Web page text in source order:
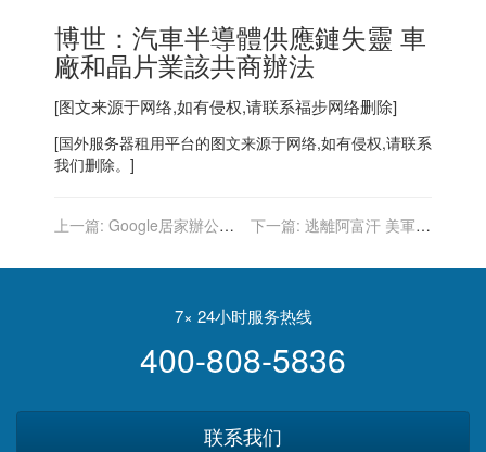
博世：汽車半導體供應鏈失靈 車
廠和晶片業該共商辦法
[图文来源于网络,如有侵权,请联系福步网络删除]
[国外服务器租用平台的图文来源于网络,如有侵权,请联系
我们删除。]
上一篇: Google居家辦公者
更甚
下一篇: 逃離阿富汗 美軍C-
飛
7× 24小时服务热线
400-808-5836
联系我们